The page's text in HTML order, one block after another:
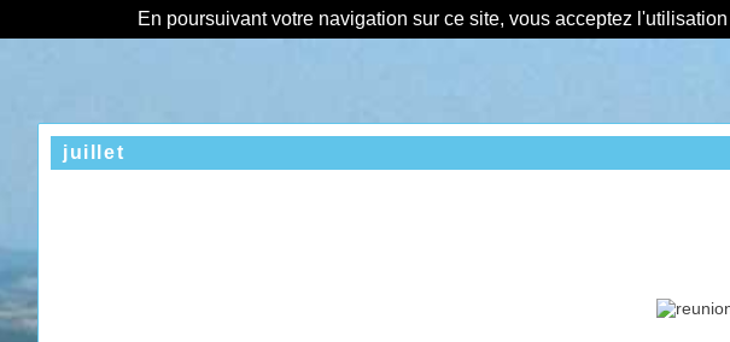
En poursuivant votre navigation sur ce site, vous acceptez
juillet